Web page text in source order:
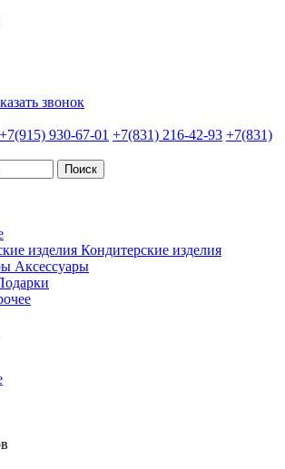
звонок
+7(915) 930-67-01 +7(831) 216-42-93 +7(831)
Кондитерские изделия
Аксессуары